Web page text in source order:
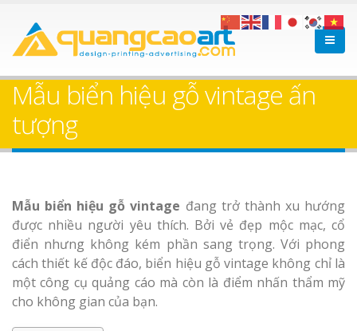
Mẫu biển hiệu gỗ vintage ấn
tượng
Mẫu biển hiệu gỗ vintage đang trở thành xu hướng
được nhiều người yêu thích. Bởi vẻ đẹp mộc mạc, cổ
điển nhưng không kém phần sang trọng. Với phong
cách thiết kế độc đáo, biển hiệu gỗ vintage không chỉ là
một công cụ quảng cáo mà còn là điểm nhấn thẩm mỹ
cho không gian của bạn.